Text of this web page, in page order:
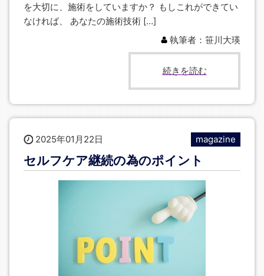
を大切に、施術をしていますか？ もしこれができてい
なければ、 あなたの施術技術 […]
執筆者：笹川大瑛
続きを読む
2025年01月22日 magazine
セルフケア継続の為のポイント